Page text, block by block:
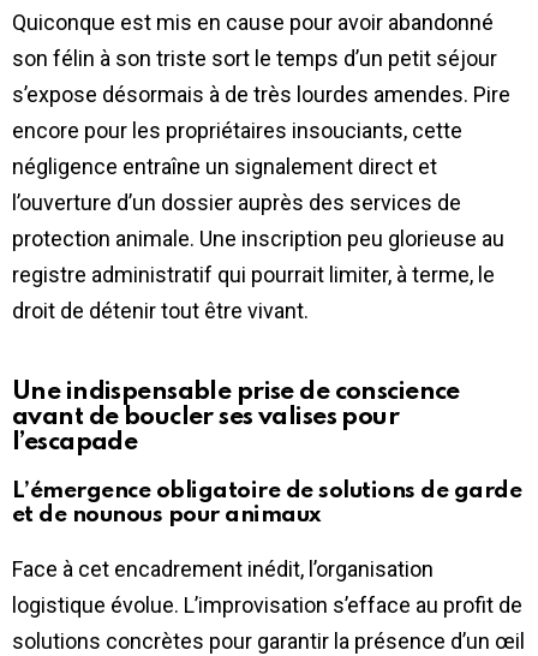
Quiconque est mis en cause pour avoir abandonné
son félin à son triste sort le temps d’un petit séjour
s’expose désormais à de très lourdes amendes. Pire
encore pour les propriétaires insouciants, cette
négligence entraîne un signalement direct et
l’ouverture d’un dossier auprès des services de
protection animale. Une inscription peu glorieuse au
registre administratif qui pourrait limiter, à terme, le
droit de détenir tout être vivant.
Une indispensable prise de conscience
avant de boucler ses valises pour
l’escapade
L’émergence obligatoire de solutions de garde
et de nounous pour animaux
Face à cet encadrement inédit, l’organisation
logistique évolue. L’improvisation s’efface au profit de
solutions concrètes pour garantir la présence d’un œil